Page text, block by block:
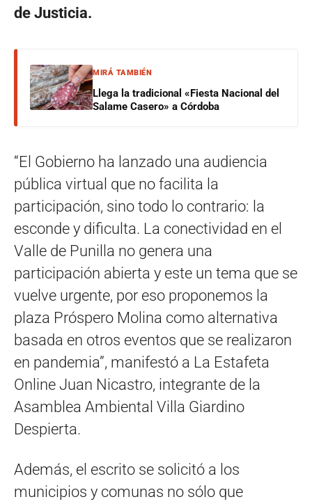
de Justicia.
MIRÁ TAMBIÉN
Llega la tradicional «Fiesta Nacional del
Salame Casero» a Córdoba
“El Gobierno ha lanzado una audiencia
pública virtual que no facilita la
participación, sino todo lo contrario: la
esconde y dificulta. La conectividad en el
Valle de Punilla no genera una
participación abierta y este un tema que se
vuelve urgente, por eso proponemos la
plaza Próspero Molina como alternativa
basada en otros eventos que se realizaron
en pandemia”, manifestó a La Estafeta
Online Juan Nicastro, integrante de la
Asamblea Ambiental Villa Giardino
Despierta.
Además, el escrito se solicitó a los
municipios y comunas no sólo que